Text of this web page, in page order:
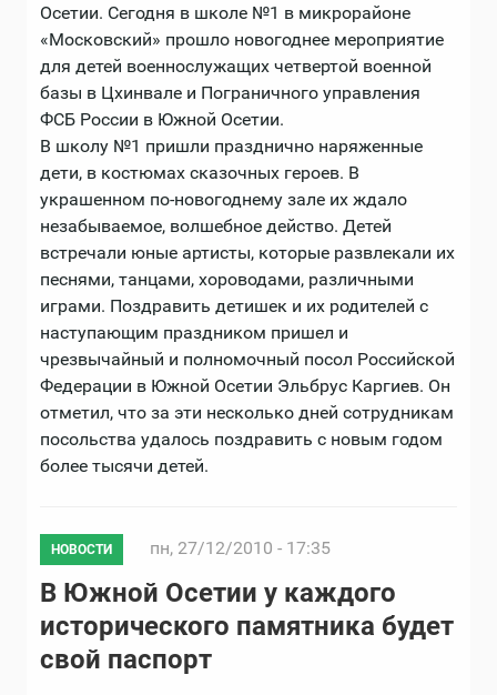
Осетии. Сегодня в школе №1 в микрорайоне
«Московский» прошло новогоднее мероприятие
для детей военнослужащих четвертой военной
базы в Цхинвале и Пограничного управления
ФСБ России в Южной Осетии.
В школу №1 пришли празднично наряженные
дети, в костюмах сказочных героев. В
украшенном по-новогоднему зале их ждало
незабываемое, волшебное действо. Детей
встречали юные артисты, которые развлекали их
песнями, танцами, хороводами, различными
играми. Поздравить детишек и их родителей с
наступающим праздником пришел и
чрезвычайный и полномочный посол Российской
Федерации в Южной Осетии Эльбрус Каргиев. Он
отметил, что за эти несколько дней сотрудникам
посольства удалось поздравить с новым годом
более тысячи детей.
НОВОСТИ пн, 27/12/2010 - 17:35
В Южной Осетии у каждого
исторического памятника будет
свой паспорт